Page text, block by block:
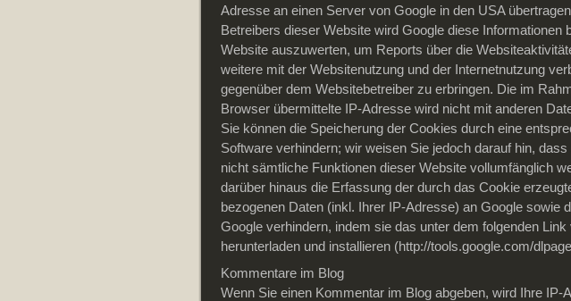
Adresse an einen Server von Google in den USA
Betreibers dieser Website wird Google diese Informationen
Website auszuwerten, um Reports über die
weitere mit der Websitenutzung und der Internetnutzung
gegenüber dem Websitebetreiber zu erbringen. Die im
Browser übermittelte IP-Adresse wird nicht mit anderen
Sie können die Speicherung der Cookies durch eine
Software verhindern; wir weisen Sie jedoch darauf hin,
nicht sämtliche Funktionen dieser Website vollumfänglich
darüber hinaus die Erfassung der durch das Cookie
bezogenen Daten (inkl. Ihrer IP-Adresse) an Google sowie
Google verhindern, indem sie das unter dem folgenden
herunterladen und installieren (http://tools.google.com/
Kommentare im Blog
Wenn Sie einen Kommentar im Blog abgeben, wird Ihre